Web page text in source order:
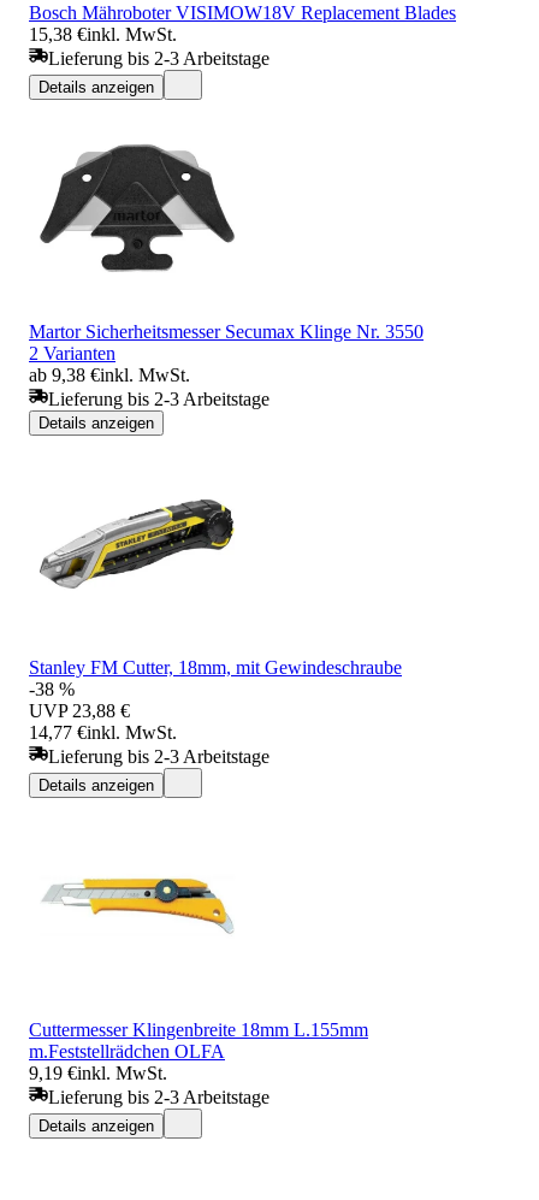
Bosch Mähroboter VISIMOW18V Replacement Blades
15,38 €inkl. MwSt.
Lieferung bis 2-3 Arbeitstage
Details anzeigen
Martor Sicherheitsmesser Secumax Klinge Nr. 3550
2 Varianten
ab 9,38 €inkl. MwSt.
Lieferung bis 2-3 Arbeitstage
Details anzeigen
Stanley FM Cutter, 18mm, mit Gewindeschraube
-38 %
UVP 23,88 €
14,77 €inkl. MwSt.
Lieferung bis 2-3 Arbeitstage
Details anzeigen
Cuttermesser Klingenbreite 18mm L.155mm
m.Feststellrädchen OLFA
9,19 €inkl. MwSt.
Lieferung bis 2-3 Arbeitstage
Details anzeigen